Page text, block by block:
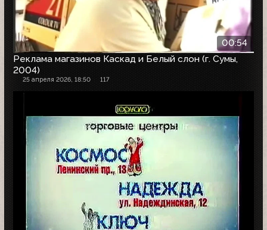
00:54
Реклама магазинов Каскад и Белый слон (г. Сумы,
2004)
25 апреля 2026, 18:50 117